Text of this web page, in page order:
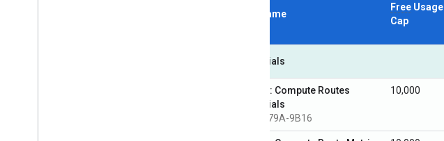
SKU Name
Free Usage
Cap
Essentials
Routes: Compute Routes
Essentials
9EFF-679A-9B16
10,000